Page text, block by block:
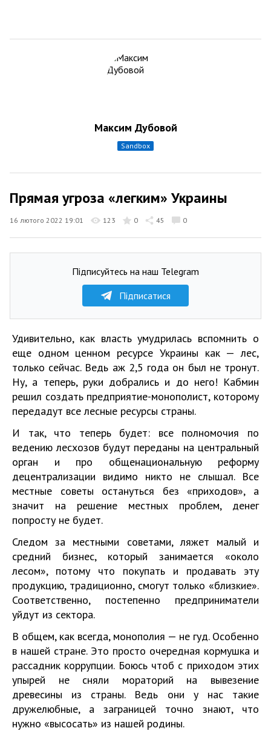
Максим Дубовой
sandbox
Прямая угроза «легким» Украины
16 лютого 2022 19:01 123 0 45 0
Підписуйтесь на наш Telegram
Підписатися
Удивительно, как власть умудрилась вспомнить о
еще одном ценном ресурсе Украины как — лес,
только сейчас. Ведь аж 2,5 года он был не тронут.
Ну, а теперь, руки добрались и до него! Кабмин
решил создать предприятие-монополист, которому
передадут все лесные ресурсы страны.
И так, что теперь будет: все полномочия по
ведению лесхозов будут переданы на центральный
орган и про общенациональную реформу
децентрализации видимо никто не слышал. Все
местные советы остануться без «приходов», а
значит на решение местных проблем, денег
попросту не будет.
Следом за местными советами, ляжет малый и
средний бизнес, который занимается «около
лесом», потому что покупать и продавать эту
продукцию, традиционно, смогут только «близкие».
Соответственно, постепенно предприниматели
уйдут из сектора.
В общем, как всегда, монополия — не гуд. Особенно
в нашей стране. Это просто очередная кормушка и
рассадник коррупции. Боюсь чтоб с приходом этих
упырей не сняли мораторий на вывезение
древесины из страны. Ведь они у нас такие
дружелюбные, а заграницей точно знают, что
нужно «высосать» из нашей родины.